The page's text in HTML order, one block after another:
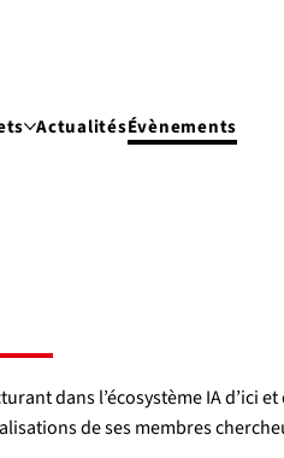
ActualitésÉvènements
dans l’écosystème IA d’ici
de ses membres